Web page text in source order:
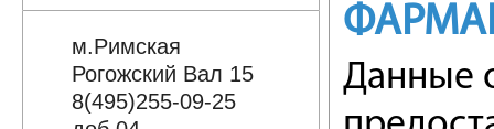
м.Римская
Рогожский Вал 15
8(495)255-09-25
Данные